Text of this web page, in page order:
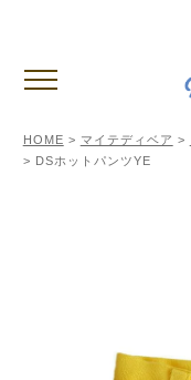
HOME マイテディベア
DSホットパンツYE